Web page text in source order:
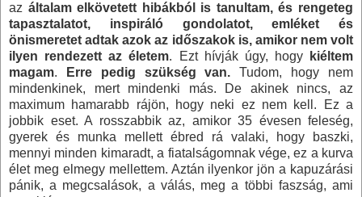
az általam elkövetett hibákból is tanultam, és rengeteg
tapasztalatot, inspiráló gondolatot, emléket és
önismeretet adtak azok az időszakok is, amikor nem volt
ilyen rendezett az életem. Ezt hívják úgy, hogy
kiéltem
magam. Erre pedig szükség van. Tudom, hogy nem
mindenkinek, mert mindenki más. De akinek nincs, az
maximum hamarabb rájön, hogy neki ez nem kell. Ez a
jobbik eset. A rosszabbik az, amikor 35 évesen feleség,
gyerek és munka mellett ébred rá valaki, hogy baszki,
mennyi minden kimaradt, a fiatalságomnak vége, ez a kurva
élet meg elmegy mellettem. Aztán ilyenkor jön a kapuzárási
pánik, a megcsalások, a válás, meg a többi faszság, ami